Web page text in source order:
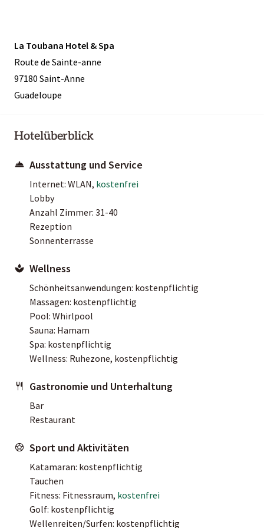
La Toubana Hotel & Spa
Route de Sainte-anne
97180 Saint-Anne
Guadeloupe
Hotelüberblick
Ausstattung und Service
Internet: WLAN, kostenfrei
Lobby
Anzahl Zimmer: 31-40
Rezeption
Sonnenterrasse
Wellness
Schönheitsanwendungen: kostenpflichtig
Massagen: kostenpflichtig
Pool: Whirlpool
Sauna: Hamam
Spa: kostenpflichtig
Wellness: Ruhezone, kostenpflichtig
Gastronomie und Unterhaltung
Bar
Restaurant
Sport und Aktivitäten
Katamaran: kostenpflichtig
Tauchen
Fitness: Fitnessraum, kostenfrei
Golf: kostenpflichtig
Wellenreiten/Surfen: kostenpflichtig